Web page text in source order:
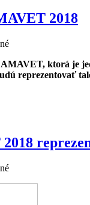
2018
ktorá je
reprezentovať